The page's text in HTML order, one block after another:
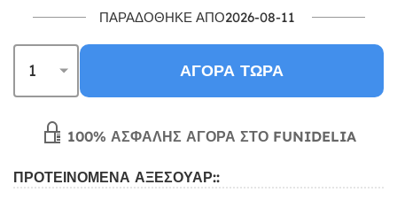
ΠΑΡΑΔΌΘΗΚΕ ΑΠΌ2026-08-11
ΑΓΟΡΆ ΤΏΡΑ
100% ΑΣΦΑΛΉΣ ΑΓΟΡΆ ΣΤΟ FUNIDELIA
ΠΡΟΤΕΙΝΌΜΕΝΑ ΑΞΕΣΟΥΆΡ::